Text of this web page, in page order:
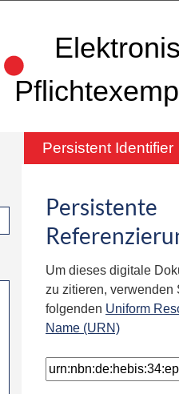
Persistent Identifier
Persistente
Um dieses digitale
zu zitieren, verwenden
folgenden Uniform
Name (URN)